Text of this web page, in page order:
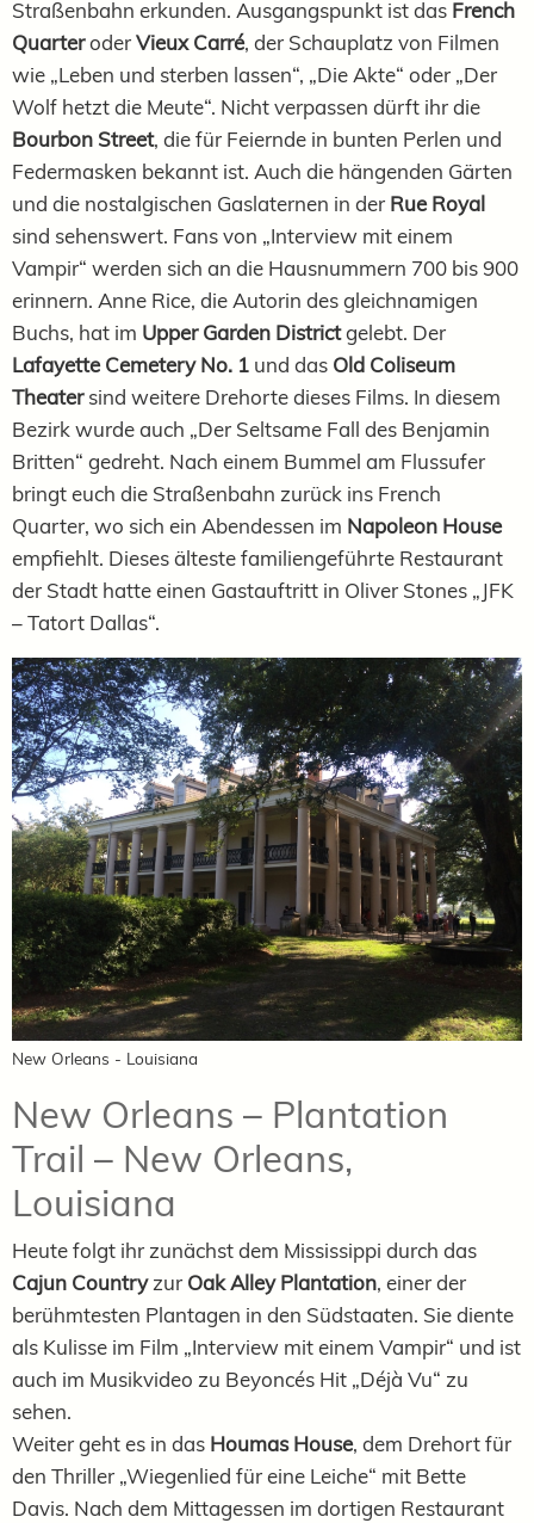
Straßenbahn erkunden. Ausgangspunkt ist das French
QuarteroderVieux Carré, der Schauplatz von Filmen
wie „Leben und sterben lassen“, „Die Akte“ oder „Der
Wolf hetzt die Meute“. Nicht verpassen dürft ihr die
Bourbon Street, die für Feiernde in bunten Perlen und
Federmasken bekannt ist. Auch die hängenden Gärten
und die nostalgischen Gaslaternen in der Rue Royal
sind sehenswert. Fans von „Interview mit einem
Vampir“ werden sich an die Hausnummern 700 bis 900
erinnern. Anne Rice, die Autorin des gleichnamigen
Buchs, hat im Upper Garden Districtgelebt. Der
Lafayette Cemetery No. 1 und das Old Coliseum
Theatersind weitere Drehorte dieses Films. In diesem
Bezirk wurde auch „Der Seltsame Fall des Benjamin
Britten“ gedreht. Nach einem Bummel am Flussufer
bringt euch die Straßenbahn zurück ins French
Quarter, wo sich ein Abendessen im Napoleon House
empfiehlt. Dieses älteste familiengeführte Restaurant
der Stadt hatte einen Gastauftritt in Oliver Stones „JFK
– Tatort Dallas“.
New Orleans - Louisiana
New Orleans – Plantation
Trail – New Orleans,
Louisiana
Heute folgt ihr zunächst dem Mississippi durch das
Cajun Countryzur Oak Alley Plantation, einer der
berühmtesten Plantagen in den Südstaaten. Sie diente
als Kulisse im Film „Interview mit einem Vampir“ und ist
auch im Musikvideo zu Beyoncés Hit „Déjà Vu“ zu
sehen.
Weiter geht es in das Houmas House, dem Drehort für
den Thriller „Wiegenlied für eine Leiche“ mit Bette
Davis. Nach dem Mittagessen im dortigen Restaurant